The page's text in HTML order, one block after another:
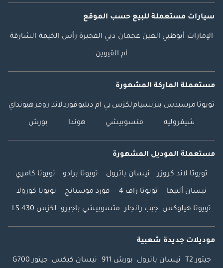
سيارات مستعملة للبيع حسب الموقع
الإمارات أبوظبي العين عجمان دبي الفجيرة رأس الخيمة الشارقة
أم القيوين
مستعملة الماركة المشهورة
تويوتا مرسيدس بنزنسياملكزس بي ام دبليوفوردلاند روفرهيونداي
شيفروليه متسوبيشي هوندا بورش
مستعملة الموديل المشهورة
تويوتا لاند كروزر نيسان باترول تويوتا برادو تويوتا كامري
نيسان ألتيما تويوتا راف 4 فورد موستانج تويوتا كورولا
تويوتا هيلوكس جيب رانجلر متسوبيشي باجيرو لكزس LS 430
موديلات جديدة شعبية
جيتور T2 نيسان باترول بورش 911 نيسان كيكس جيتور G700